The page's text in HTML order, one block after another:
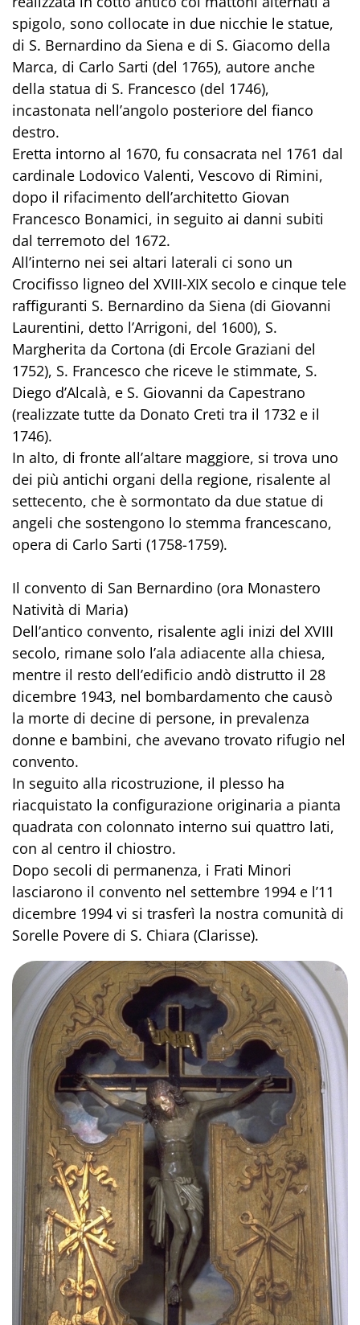
spigolo, sono collocate in due nicchie le statue,
di S. Bernardino da Siena e di S. Giacomo della
Marca, di Carlo Sarti (del 1765), autore anche
della statua di S. Francesco (del 1746),
incastonata nell’angolo posteriore del fianco
destro.
Eretta intorno al 1670, fu consacrata nel 1761 dal
cardinale Lodovico Valenti, Vescovo di Rimini,
dopo il rifacimento dell’architetto Giovan
Francesco Bonamici, in seguito ai danni subiti
dal terremoto del 1672.
All’interno nei sei altari laterali ci sono un
Crocifisso ligneo del XVIII-XIX secolo e cinque tele
raffiguranti S. Bernardino da Siena (di Giovanni
Laurentini, detto l’Arrigoni, del 1600), S.
Margherita da Cortona (di Ercole Graziani del
1752), S. Francesco che riceve le stimmate, S.
Diego d’Alcalà, e S. Giovanni da Capestrano
(realizzate tutte da Donato Creti tra il 1732 e il
1746).
In alto, di fronte all’altare maggiore, si trova uno
dei più antichi organi della regione, risalente al
settecento, che è sormontato da due statue di
angeli che sostengono lo stemma francescano,
opera di Carlo Sarti (1758-1759).
Il convento di San Bernardino (ora Monastero
Natività di Maria)
Dell’antico convento, risalente agli inizi del XVIII
secolo, rimane solo l’ala adiacente alla chiesa,
mentre il resto dell’edificio andò distrutto il 28
dicembre 1943, nel bombardamento che causò
la morte di decine di persone, in prevalenza
donne e bambini, che avevano trovato rifugio nel
convento.
In seguito alla ricostruzione, il plesso ha
riacquistato la configurazione originaria a pianta
quadrata con colonnato interno sui quattro lati,
con al centro il chiostro.
Dopo secoli di permanenza, i Frati Minori
lasciarono il convento nel settembre 1994 e l’11
dicembre 1994 vi si trasferì la nostra comunità di
Sorelle Povere di S. Chiara (Clarisse).